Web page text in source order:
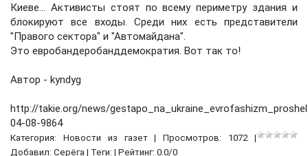
Киеве... Активисты стоят по всему периметру здания и
блокируют все входы. Среди них есть представители
"Правого сектора" и "Автомайдана".
Это евробандеробанддемократия. Вот так то!
Автор - kyndyg
http://takie.org/news/
04-08-9864
Категория: Новости из газет| Просмотров: 1072 |
Добавил: Серёга | Теги: | Рейтинг: 0.0/0